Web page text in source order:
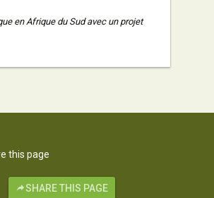
en Afrique du Sud avec un projet
this page
SHARE THIS PAGE